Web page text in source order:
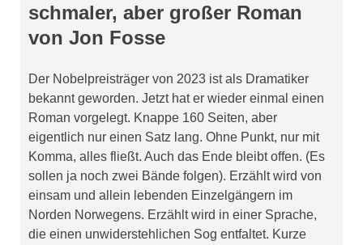
schmaler, aber großer Roman
von Jon Fosse
Der Nobelpreisträger von 2023 ist als Dramatiker
bekannt geworden. Jetzt hat er wieder einmal einen
Roman vorgelegt. Knappe 160 Seiten, aber
eigentlich nur einen Satz lang. Ohne Punkt, nur mit
Komma, alles fließt. Auch das Ende bleibt offen. (Es
sollen ja noch zwei Bände folgen). Erzählt wird von
einsam und allein lebenden Einzelgängern im
Norden Norwegens. Erzählt wird in einer Sprache,
die einen unwiderstehlichen Sog entfaltet. Kurze